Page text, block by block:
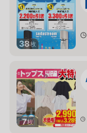
38枚
7枚